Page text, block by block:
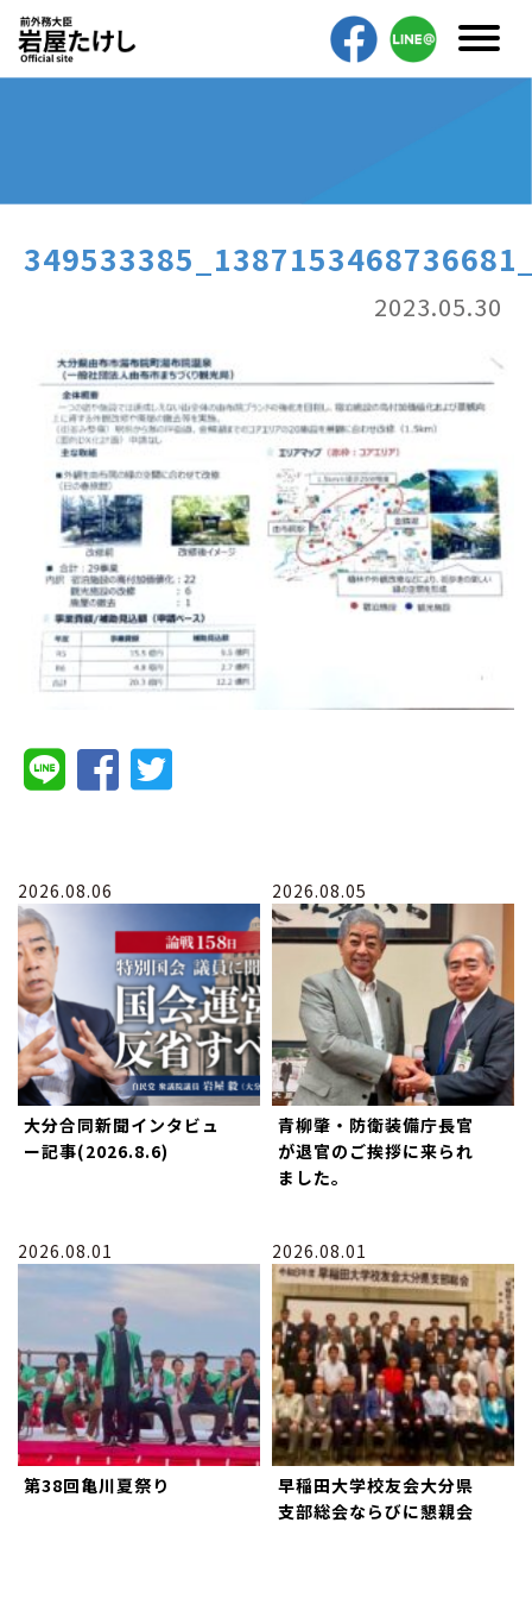
2023.05.30
2026.08.06
大分合同新聞インタビュ
ー記事(2026.8.6)
2026.08.05
青柳肇・防衛装備庁長官
が退官のご挨拶に来られ
ました。
2026.08.01
第38回亀川夏祭り
2026.08.01
早稲田大学校友会大分県
支部総会ならびに懇親会